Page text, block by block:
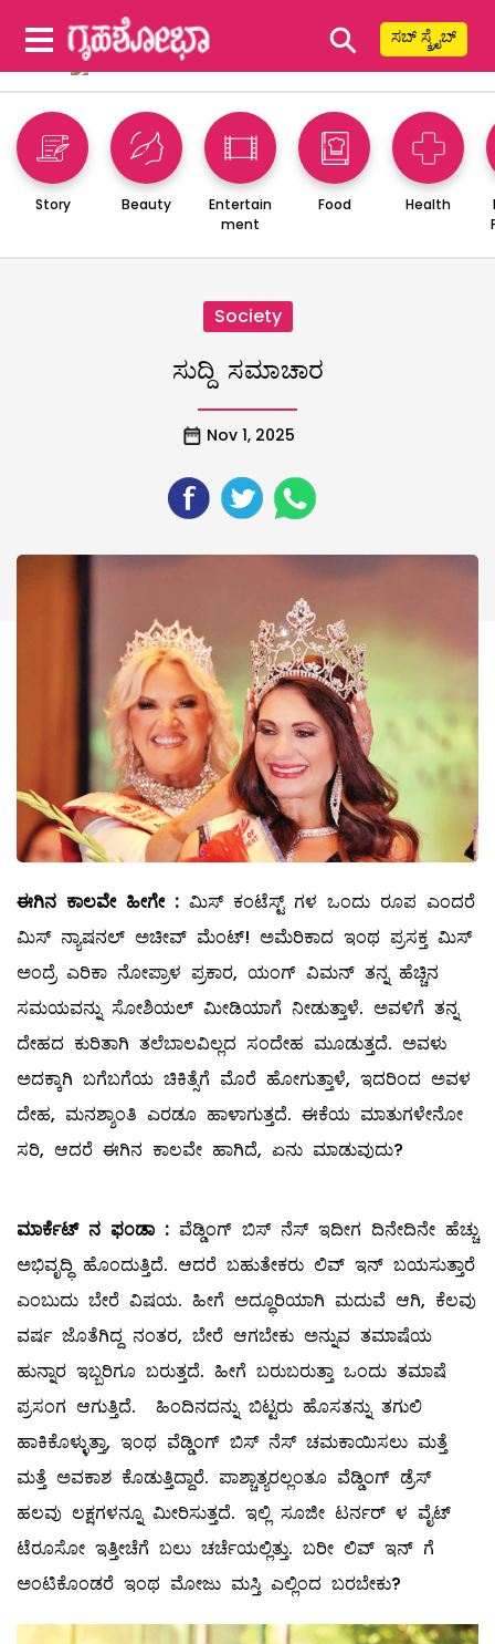
⚲ ಸಬ್ ಸ್ಕ್ರೈಬ್
Story Beauty
Entertain
ment
Food Health
Society
ಸುದ್ದಿ ಸಮಾಚಾರ
Nov 1, 2025
ಈಗಿನ ಕಾಲವೇ ಹೀಗೇ: ಮಿಸ್‌ ಕಂಟೆಸ್ಟ್ ಗಳ ಒಂದು ರೂಪ ಎಂದರೆ
ಮಿಸ್‌ ನ್ಯಾಷನಲ್ ಅಚೀವ್ ‌ಮೆಂಟ್‌! ಅಮೆರಿಕಾದ ಇಂಥ ಪ್ರಸಕ್ತ ಮಿಸ್‌
ಅಂದ್ರೆ ಎರಿಕಾ ನೋಪ್ರಾಳ ಪ್ರಕಾರ, ಯಂಗ್‌ ವಿಮನ್‌ ತನ್ನ ಹೆಚ್ಚಿನ
ಸಮಯವನ್ನು ಸೋಶಿಯಲ್ ಮೀಡಿಯಾಗೆ ನೀಡುತ್ತಾಳೆ. ಅವಳಿಗೆ ತನ್ನ
ದೇಹದ ಕುರಿತಾಗಿ ತಲೆಬಾಲವಿಲ್ಲದ ಸಂದೇಹ ಮೂಡುತ್ತದೆ. ಅವಳು
ಅದಕ್ಕಾಗಿ ಬಗೆಬಗೆಯ ಚಿಕಿತ್ಸೆಗೆ ಮೊರೆ ಹೋಗುತ್ತಾಳೆ, ಇದರಿಂದ ಅವಳ
ದೇಹ, ಮನಶ್ಶಾಂತಿ ಎರಡೂ ಹಾಳಾಗುತ್ತದೆ. ಈಕೆಯ ಮಾತುಗಳೇನೋ
ಸರಿ, ಆದರೆ ಈಗಿನ ಕಾಲವೇ ಹಾಗಿದೆ, ಏನು ಮಾಡುವುದು?
ಮಾರ್ಕೆಟ್‌ ನ ಫಂಡಾ : ವೆಡ್ಡಿಂಗ್‌ ಬಿಸ್‌ ನೆಸ್‌ ಇದೀಗ ದಿನೇದಿನೇ ಹೆಚ್ಚು
ಅಭಿವೃದ್ಧಿ ಹೊಂದುತ್ತಿದೆ. ಆದರೆ ಬಹುತೇಕರು ಲಿವ್ ಇನ್‌ ಬಯಸುತ್ತಾರೆ
ಎಂಬುದು ಬೇರೆ ವಿಷಯ. ಹೀಗೆ ಅದ್ಧೂರಿಯಾಗಿ ಮದುವೆ ಆಗಿ, ಕೆಲವು
ವರ್ಷ ಜೊತೆಗಿದ್ದ ನಂತರ, ಬೇರೆ ಆಗಬೇಕು ಅನ್ನುವ ತಮಾಷೆಯ
ಹುನ್ನಾರ ಇಬ್ಬರಿಗೂ ಬರುತ್ತದೆ. ಹೀಗೆ ಬರುಬರುತ್ತಾ ಒಂದು ತಮಾಷೆ
ಪ್ರಸಂಗ ಆಗುತ್ತಿದೆ. ಹಿಂದಿನದನ್ನು ಬಿಟ್ಟರು ಹೊಸತನ್ನು ತಗುಲಿ
ಹಾಕಿಕೊಳ್ಳುತ್ತಾ, ಇಂಥ ವೆಡ್ಡಿಂಗ್‌ ಬಿಸ್‌ ನೆಸ್‌ ಚಮಕಾಯಿಸಲು ಮತ್ತೆ
ಮತ್ತೆ ಅವಕಾಶ ಕೊಡುತ್ತಿದ್ದಾರೆ. ಪಾಶ್ಚಾತ್ಯರಲ್ಲಂತೂ ವೆಡ್ಡಿಂಗ್‌ ಡ್ರೆಸ್‌
ಹಲವು ಲಕ್ಷಗಳನ್ನೂ ಮೀರಿಸುತ್ತದೆ. ಇಲ್ಲಿ ಸೂಜೀ ಟರ್ನರ್‌ ಳ ವೈಟ್‌
ಟೆರೂಸೋ ಇತ್ತೀಚೆಗೆ ಬಲು ಚರ್ಚೆಯಲ್ಲಿತ್ತು. ಬರೀ ಲಿವ್ ‌ಇನ್‌ ಗೆ
ಅಂಟಿಕೊಂಡರೆ ಇಂಥ ಮೋಜು ಮಸ್ತಿ ಎಲ್ಲಿಂದ ಬರಬೇಕು?